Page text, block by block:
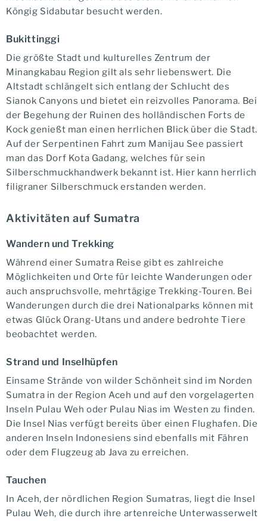
Köngig Sidabutar besucht werden.
Bukittinggi
Die größte Stadt und kulturelles Zentrum der
Minangkabau Region gilt als sehr liebenswert. Die
Altstadt schlängelt sich entlang der Schlucht des
Sianok Canyons und bietet ein reizvolles Panorama. Bei
der Begehung der Ruinen des holländischen Forts de
Kock genießt man einen herrlichen Blick über die Stadt.
Auf der Serpentinen Fahrt zum Manijau See passiert
man das Dorf Kota Gadang, welches für sein
Silberschmuckhandwerk bekannt ist. Hier kann herrlich
filigraner Silberschmuck erstanden werden.
Aktivitäten auf Sumatra
Wandern und Trekking
Während einer Sumatra Reise gibt es zahlreiche
Möglichkeiten und Orte für leichte Wanderungen oder
auch anspruchsvolle, mehrtägige Trekking-Touren. Bei
Wanderungen durch die drei Nationalparks können mit
etwas Glück Orang-Utans und andere bedrohte Tiere
beobachtet werden.
Strand und Inselhüpfen
Einsame Strände von wilder Schönheit sind im Norden
Sumatra in der Region Aceh und auf den vorgelagerten
Inseln Pulau Weh oder Pulau Nias im Westen zu finden.
Die Insel Nias verfügt bereits über einen Flughafen. Die
anderen Inseln Indonesiens sind ebenfalls mit Fähren
oder dem Flugzeug ab Java zu erreichen.
Tauchen
In Aceh, der nördlichen Region Sumatras, liegt die Insel
Pulau Weh, die durch ihre artenreiche Unterwasserwelt